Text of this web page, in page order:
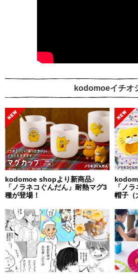
kodomoeイチオ
kodomoe shopより新商品♪
「ノラネコぐんだん」耐熱マグ3
種が登場！
「ノ
帽子（